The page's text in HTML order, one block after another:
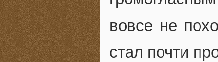
вовсе не
стал почти